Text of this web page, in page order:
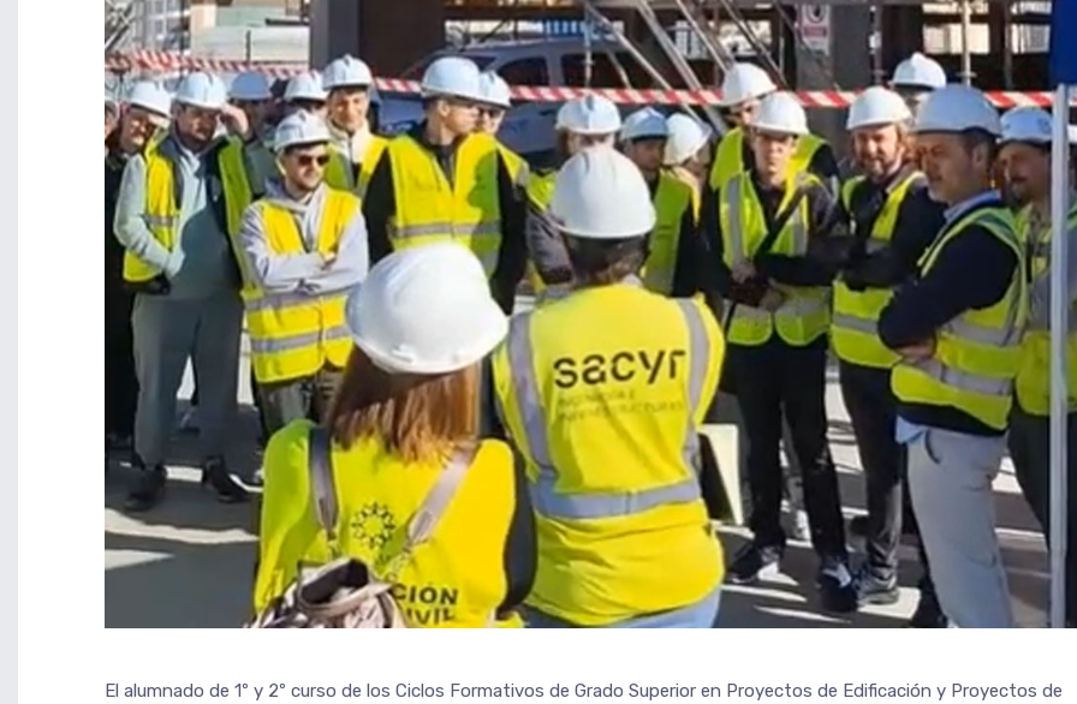
El alumnado de 1º y 2º curso de los Ciclos Formativos de Grado Superior en Proyectos de Edificación y Proyectos de